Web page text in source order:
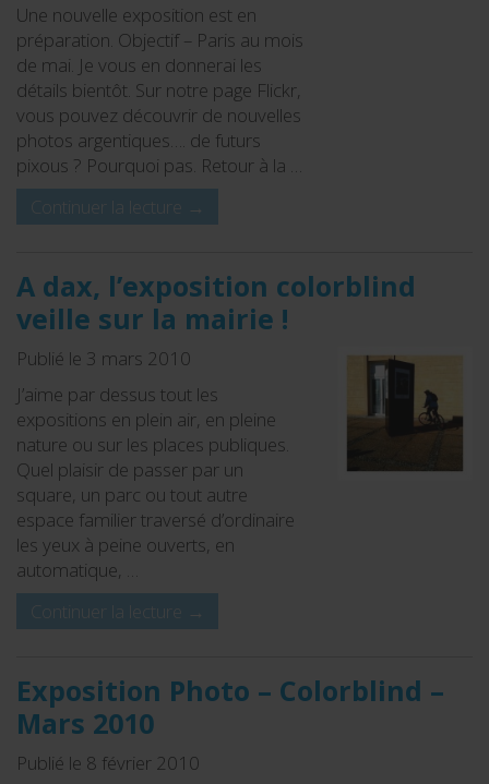
Une nouvelle exposition est en
préparation. Objectif – Paris au mois
de mai. Je vous en donnerai les
détails bientôt. Sur notre page Flickr,
vous pouvez découvrir de nouvelles
photos argentiques…. de futurs
pixous ? Pourquoi pas. Retour à la …
Continuer la lecture
→
A dax, l’exposition colorblind
veille sur la mairie !
Publié le 3 mars 2010
J’aime par dessus tout les
expositions en plein air, en pleine
nature ou sur les places publiques.
Quel plaisir de passer par un
square, un parc ou tout autre
espace familier traversé d’ordinaire
les yeux à peine ouverts, en
automatique, …
Continuer la lecture
→
Exposition Photo – Colorblind –
Mars 2010
Publié le 8 février 2010